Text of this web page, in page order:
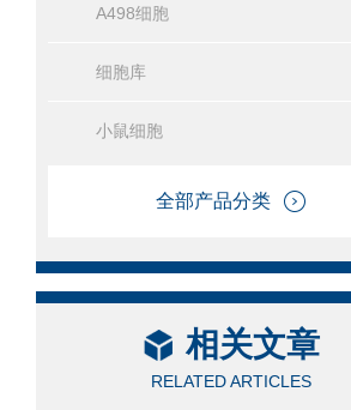
A498细胞
细胞库
小鼠细胞
全部产品分类
相关文章
RELATED ARTICLES